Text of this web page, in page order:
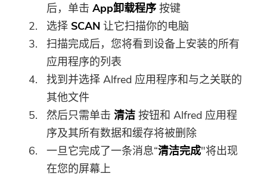
后，单击App卸载程序 按键
选择 SCAN让它扫描你的电脑
扫描完成后，您将看到设备上安装的所有
应用程序的列表
找到并选择 Alfred 应用程序和与之关联的
其他文件
然后只需单击清洁按钮和 Alfred 应用程
序及其所有数据和缓存将被删除
一旦它完成了一条消息“清洁完成"将出现
在您的屏幕上
订阅我们关于 iMyMac 应用程序
的最佳交易和新闻。
这个软件只能是这个软件只能在
Mac上下载和使用。 您可以输入
您的电子邮件地址以获取下载链
接和优惠券代码。 如需购买软